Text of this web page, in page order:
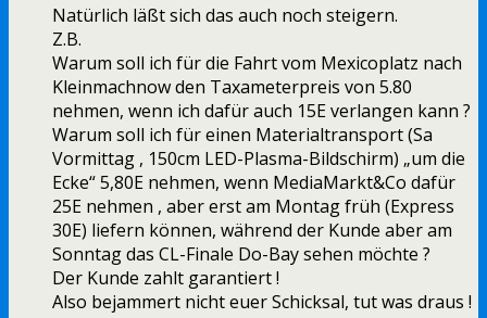
Natürlich läßt sich das auch noch steigern.
Z.B.
Warum soll ich für die Fahrt vom Mexicoplatz nach
Kleinmachnow den Taxameterpreis von 5.80
nehmen, wenn ich dafür auch 15E verlangen kann ?
Warum soll ich für einen Materialtransport (Sa
Vormittag , 150cm LED-Plasma-Bildschirm) „um die
Ecke“ 5,80E nehmen, wenn MediaMarkt&Co dafür
25E nehmen , aber erst am Montag früh (Express
30E) liefern können, während der Kunde aber am
Sonntag das CL-Finale Do-Bay sehen möchte ?
Der Kunde zahlt garantiert !
Also bejammert nicht euer Schicksal, tut was draus !